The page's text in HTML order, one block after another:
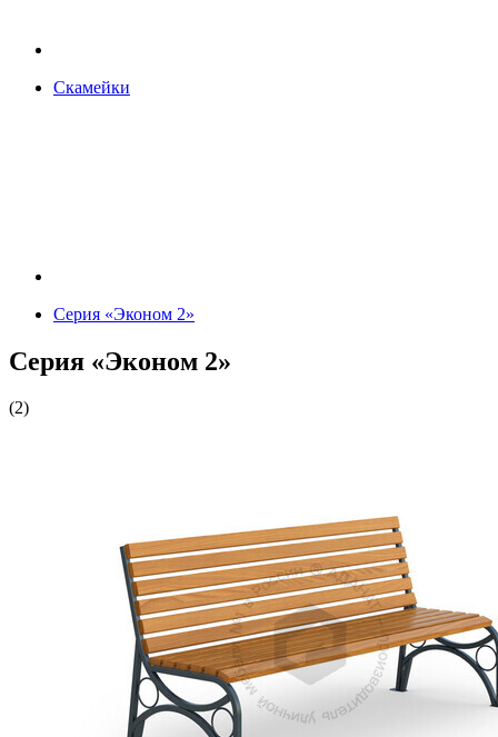
Скамейки
Серия «Эконом 2»
Серия «Эконом 2»
(2)